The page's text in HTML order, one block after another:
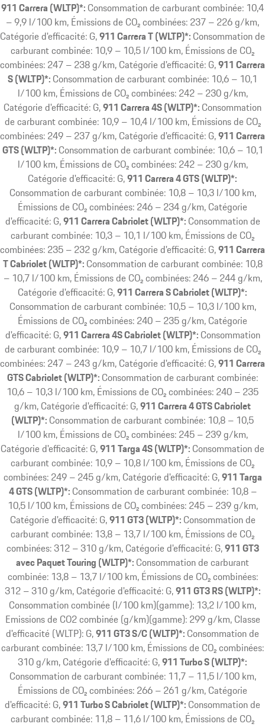
911 Carrera (WLTP)*: Consommation de carburant combinée: 10,4
– 9,9 l/100 km, Émissions de CO₂ combinées: 237 – 226 g/km,
Catégorie d'efficacité: G 911 Carrera T (WLTP)*: Consommation de
carburant combinée: 10,9 – 10,5 l/100 km, Émissions de CO₂
combinées: 247 – 238 g/km, Catégorie d'efficacité: G 911 Carrera
S (WLTP)*: Consommation de carburant combinée: 10,6 – 10,1
l/100 km, Émissions de CO₂ combinées: 242 – 230 g/km,
Catégorie d'efficacité: G 911 Carrera 4S (WLTP)*: Consommation
de carburant combinée: 10,9 – 10,4 l/100 km, Émissions de CO₂
combinées: 249 – 237 g/km, Catégorie d'efficacité: G 911 Carrera
GTS (WLTP)*: Consommation de carburant combinée: 10,6 – 10,1
l/100 km, Émissions de CO₂ combinées: 242 – 230 g/km,
Catégorie d'efficacité: G 911 Carrera 4 GTS (WLTP)*:
Consommation de carburant combinée: 10,8 – 10,3 l/100 km,
Émissions de CO₂ combinées: 246 – 234 g/km, Catégorie
d'efficacité: G 911 Carrera Cabriolet (WLTP)*: Consommation de
carburant combinée: 10,3 – 10,1 l/100 km, Émissions de CO₂
combinées: 235 – 232 g/km, Catégorie d'efficacité: G 911 Carrera
T Cabriolet (WLTP)*: Consommation de carburant combinée: 10,8
– 10,7 l/100 km, Émissions de CO₂ combinées: 246 – 244 g/km,
Catégorie d'efficacité: G 911 Carrera S Cabriolet (WLTP)*:
Consommation de carburant combinée: 10,5 – 10,3 l/100 km,
Émissions de CO₂ combinées: 240 – 235 g/km, Catégorie
d'efficacité: G 911 Carrera 4S Cabriolet (WLTP)*: Consommation
de carburant combinée: 10,9 – 10,7 l/100 km, Émissions de CO₂
combinées: 247 – 243 g/km, Catégorie d'efficacité: G 911 Carrera
GTS Cabriolet (WLTP)*: Consommation de carburant combinée:
10,6 – 10,3 l/100 km, Émissions de CO₂ combinées: 240 – 235
g/km, Catégorie d'efficacité: G 911 Carrera 4 GTS Cabriolet
(WLTP)*: Consommation de carburant combinée: 10,8 – 10,5
l/100 km, Émissions de CO₂ combinées: 245 – 239 g/km,
Catégorie d'efficacité: G 911 Targa 4S (WLTP)*: Consommation de
carburant combinée: 10,9 – 10,8 l/100 km, Émissions de CO₂
combinées: 249 – 245 g/km, Catégorie d'efficacité: G 911 Targa
4 GTS (WLTP)*: Consommation de carburant combinée: 10,8 –
10,5 l/100 km, Émissions de CO₂ combinées: 245 – 239 g/km,
Catégorie d'efficacité: G 911 GT3 (WLTP)*: Consommation de
carburant combinée: 13,8 – 13,7 l/100 km, Émissions de CO₂
combinées: 312 – 310 g/km, Catégorie d'efficacité: G 911 GT3
avec Paquet Touring (WLTP)*: Consommation de carburant
combinée: 13,8 – 13,7 l/100 km, Émissions de CO₂ combinées:
312 – 310 g/km, Catégorie d'efficacité: G 911 GT3 RS (WLTP)*:
Consommation combinée (l/100 km)(gamme): 13,2 l/100 km,
Emissions de CO2 combinée (g/km)(gamme): 299 g/km, Classe
d'efficacité (WLTP): G 911 GT3 S/C (WLTP)*: Consommation de
carburant combinée: 13,7 l/100 km, Émissions de CO₂ combinées:
310 g/km, Catégorie d'efficacité: G 911 Turbo S (WLTP)*:
Consommation de carburant combinée: 11,7 – 11,5 l/100 km,
Émissions de CO₂ combinées: 266 – 261 g/km, Catégorie
d'efficacité: G 911 Turbo S Cabriolet (WLTP)*: Consommation de
carburant combinée: 11,8 – 11,6 l/100 km, Émissions de CO₂